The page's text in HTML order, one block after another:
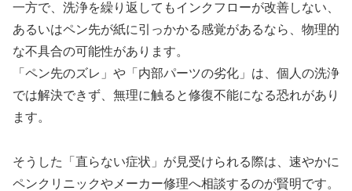
一方で、洗浄を繰り返してもインクフローが改善しない、
あるいはペン先が紙に引っかかる感覚があるなら、物理的
な不具合の可能性があります。
「ペン先のズレ」や「内部パーツの劣化」は、個人の洗浄
では解決できず、無理に触ると修復不能になる恐れがあり
ます。
そうした「直らない症状」が見受けられる際は、速やかに
ペンクリニックやメーカー修理へ相談するのが賢明です。